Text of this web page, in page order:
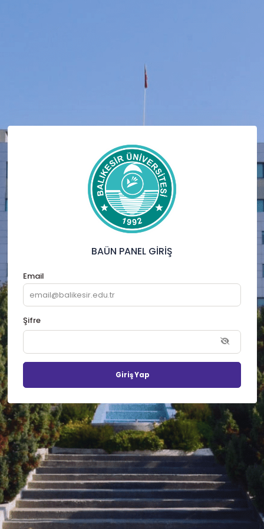
BAÜN PANEL GİRİŞ
Email
Şifre
Giriş Yap